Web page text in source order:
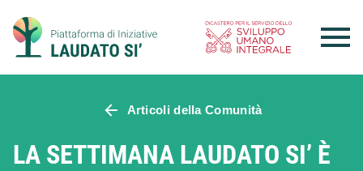
content
Articoli della Comunità
LA SETTIMANA LAUDATO SI’ È